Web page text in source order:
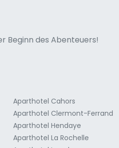
Beginn des Abenteuers!
Aparthotel Cahors
Aparthotel Clermont-Ferrand
Aparthotel Hendaye
Aparthotel La Rochelle